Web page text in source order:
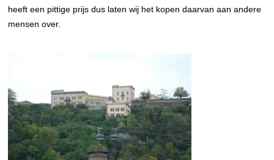
heeft een pittige prijs dus laten wij het kopen daarvan aan andere
mensen over.